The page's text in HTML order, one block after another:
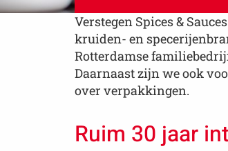
Verstegen Spices &
kruiden- en
Rotterdamse
Daarnaast zijn we ook
over verpakkingen.
Ruim 30 jaar